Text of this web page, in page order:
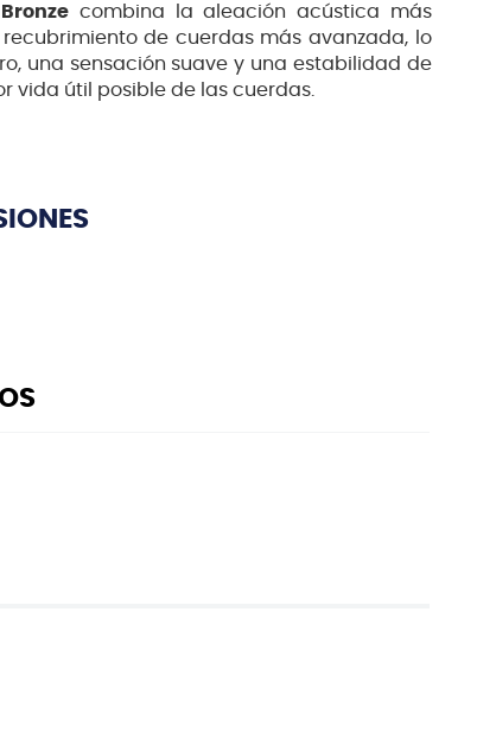
combina la aleación acústica más
de cuerdas más avanzada, lo
una sensación suave y una estabilidad de
vida útil posible de las cuerdas.